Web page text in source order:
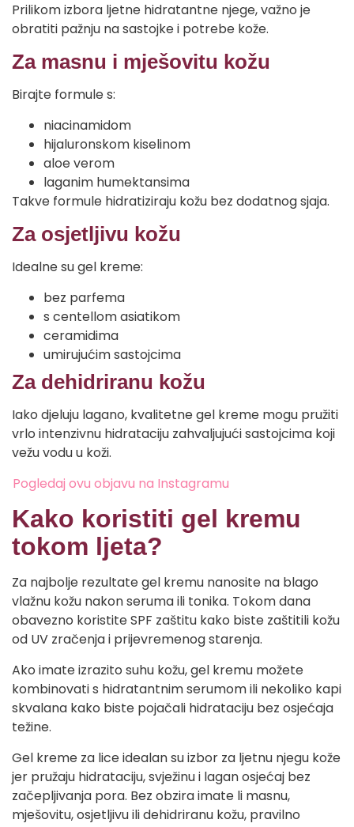
Prilikom izbora ljetne hidratantne njege, važno je
obratiti pažnju na sastojke i potrebe kože.
Za masnu i mješovitu kožu
Birajte formule s:
niacinamidom
hijaluronskom kiselinom
aloe verom
laganim humektansima
Takve formule hidratiziraju kožu bez dodatnog sjaja.
Za osjetljivu kožu
Idealne su gel kreme:
bez parfema
s centellom asiatikom
ceramidima
umirujućim sastojcima
Za dehidriranu kožu
Iako djeluju lagano, kvalitetne gel kreme mogu pružiti
vrlo intenzivnu hidrataciju zahvaljujući sastojcima koji
vežu vodu u koži.
Pogledaj ovu objavu na Instagramu
Kako koristiti gel kremu
tokom ljeta?
Za najbolje rezultate gel kremu nanosite na blago
vlažnu kožu nakon seruma ili tonika. Tokom dana
obavezno koristite SPF zaštitu kako biste zaštitili kožu
od UV zračenja i prijevremenog starenja.
Ako imate izrazito suhu kožu, gel kremu možete
kombinovati s hidratantnim serumom ili nekoliko kapi
skvalana kako biste pojačali hidrataciju bez osjećaja
težine.
Gel kreme za lice idealan su izbor za ljetnu njegu kože
jer pružaju hidrataciju, svježinu i lagan osjećaj bez
začepljivanja pora. Bez obzira imate li masnu,
mješovitu, osjetljivu ili dehidriranu kožu, pravilno